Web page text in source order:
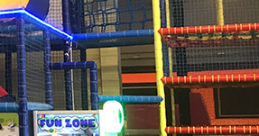
RÉSERVE TON
ANNIVERSAIRE